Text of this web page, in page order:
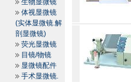
生物显微镜
体视显微镜
(实体显微镜.解
剖显微镜)
荧光显微镜
目镜/物镜
显微镜配件
手术显微镜.